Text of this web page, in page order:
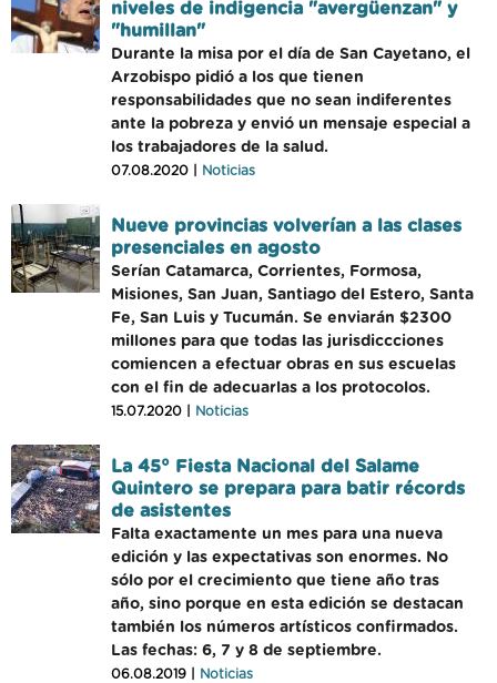
niveles de indigencia "avergüenzan" y
"humillan"
Durante la misa por el día de San Cayetano, el
Arzobispo pidió a los que tienen
responsabilidades que no sean indiferentes
ante la pobreza y envió un mensaje especial a
los trabajadores de la salud.
07.08.2020 | Noticias
Nueve provincias volverían a las clases
presenciales en agosto
Serían Catamarca, Corrientes, Formosa,
Misiones, San Juan, Santiago del Estero, Santa
Fe, San Luis y Tucumán. Se enviarán $2300
millones para que todas las jurisdiccciones
comiencen a efectuar obras en sus escuelas
con el fin de adecuarlas a los protocolos.
15.07.2020 | Noticias
La 45° Fiesta Nacional del Salame
Quintero se prepara para batir récords
de asistentes
Falta exactamente un mes para una nueva
edición y las expectativas son enormes. No
sólo por el crecimiento que tiene año tras
año, sino porque en esta edición se destacan
también los números artísticos confirmados.
Las fechas: 6, 7 y 8 de septiembre.
06.08.2019 | Noticias